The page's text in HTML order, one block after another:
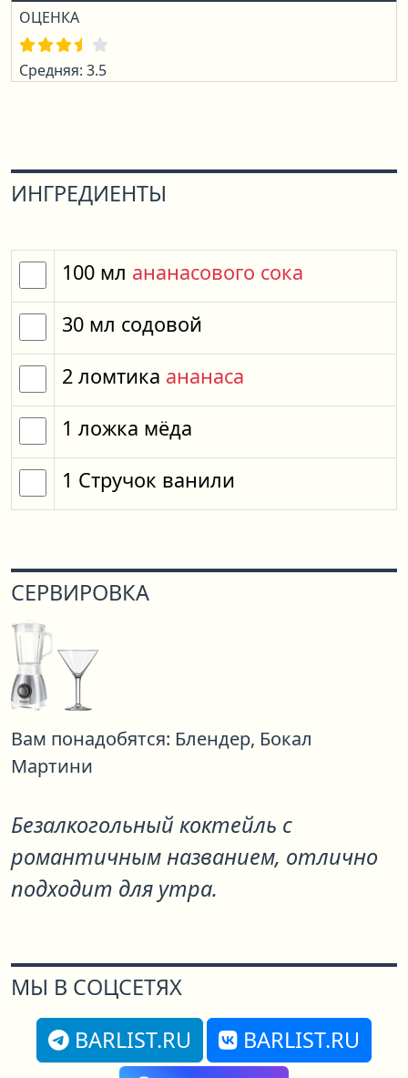
ОЦЕНКА
Средняя: 3.5
ИНГРЕДИЕНТЫ
100 мл ананасового сока
30 мл содовой
2 ломтика ананаса
1 ложка мёда
1 Стручок ванили
СЕРВИРОВКА
Вам понадобятся: Блендер, Бокал
Мартини
Безалкогольный коктейль с
романтичным названием, отлично
подходит для утра.
МЫ В СОЦСЕТЯХ
BARLIST.RU
BARLIST.RU